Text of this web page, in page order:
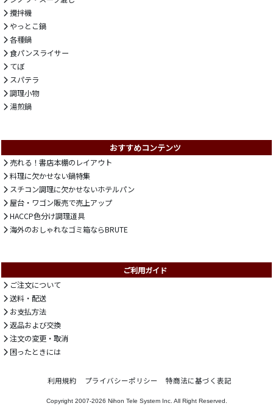
攪拌機
やっとこ鍋
各種鍋
食パンスライサー
てぼ
スパテラ
調理小物
湯煎鍋
おすすめコンテンツ
売れる！書店本棚のレイアウト
料理に欠かせない鍋特集
スチコン調理に欠かせないホテルパン
屋台・ワゴン販売で売上アップ
HACCP色分け調理道具
海外のおしゃれなゴミ箱ならBRUTE
ご利用ガイド
ご注文について
送料・配送
お支払方法
返品および交換
注文の変更・取消
困ったときには
利用規約 プライバシーポリシー 特商法に基づく表記
Copyright 2007-2026 Nihon Tele System Inc. All Right Reserved.